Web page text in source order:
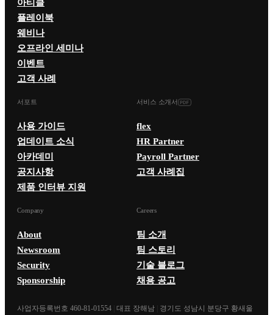
아티클
플레이북
웨비나
오프라인 세미나
이벤트
고객 사례
서포트
사용 가이드
업데이트 소식
아카데미
공지사항
제품 인터뷰 지원
서비스 소개서
flex
HR Partner
Payroll Partner
고객 사례집
Company
About
Newsroom
Security
Sponsorship
Careers
팀 소개
팀 스토리
기술 블로그
채용 공고
사업자등록번호 460-81-01554 대표 장해남 경기도 성남시 분당구 황새울